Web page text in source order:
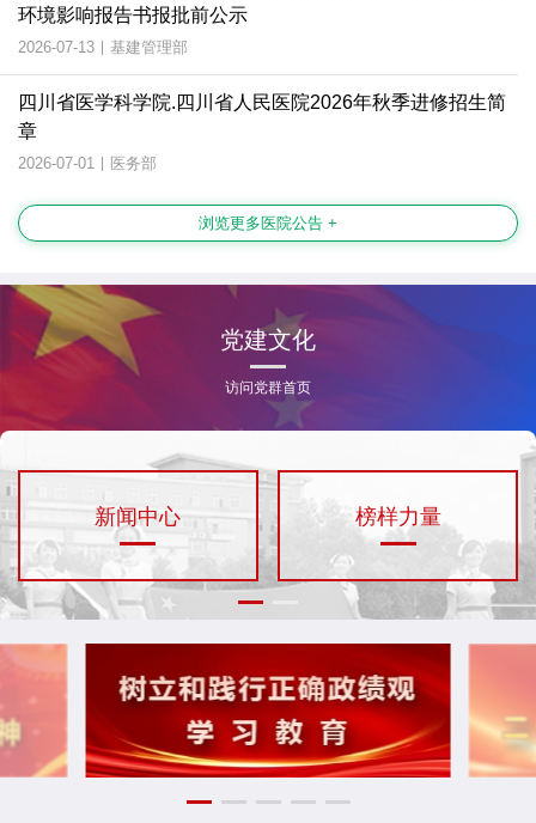
环境影响报告书报批前公示
2026-07-13 | 基建管理部
四川省医学科学院.四川省人民医院2026年秋季进修招生简
章
2026-07-01 | 医务部
浏览更多医院公告 +
党建文化
访问党群首页
人文省医 党的建设